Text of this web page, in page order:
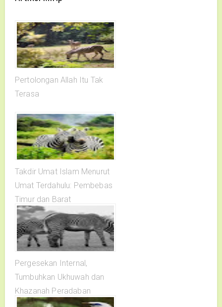
Pertolongan Allah Itu Tak
Terasa
Takdir Umat Islam Menurut
Umat Terdahulu: Pembebas
Timur dan Barat
Pergesekan Internal,
Tumbuhkan Ukhuwah dan
Khazanah Peradaban